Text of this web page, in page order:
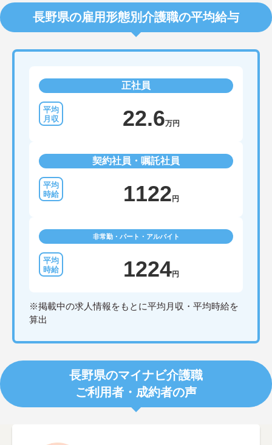
長野県の雇用形態別介護職の平均給与
正社員
22.6万円
契約社員・嘱託社員
1122 円
非常勤・パート・アルバイト
1224円
※掲載中の求人情報をもとに平均月収・平均時給を
算出
長野県のマイナビ介護職
ご利用者・成約者の声